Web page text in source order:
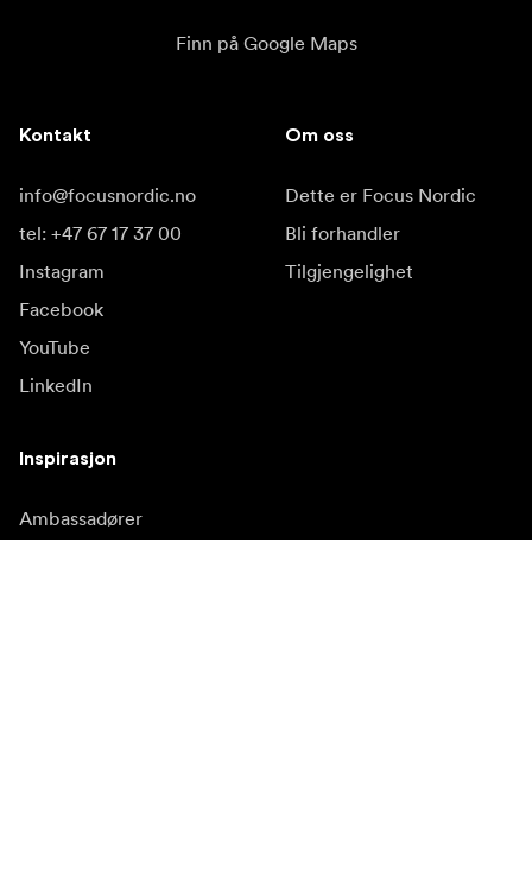
Finn på Google Maps
Kontakt
info@focusnordic.no
tel: +47 67 17 37 00
Instagram
Facebook
YouTube
LinkedIn
Om oss
Dette er Focus Nordic
Bli forhandler
Tilgjengelighet
Inspirasjon
Ambassadører